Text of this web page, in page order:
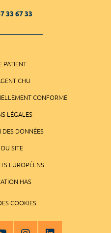
33 67 33
PATIENT
CHU
CONFORME
LÉGALES
DES DONNÉES
SITE
EUROPÉENS
HAS
COOKIES